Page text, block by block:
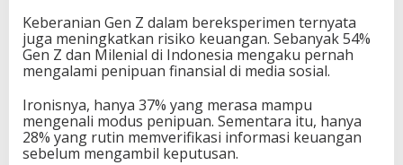
Keberanian Gen Z dalam bereksperimen ternyata
juga meningkatkan risiko keuangan. Sebanyak 54%
Gen Z dan Milenial di Indonesia mengaku pernah
mengalami penipuan finansial di media sosial.
Ironisnya, hanya 37% yang merasa mampu
mengenali modus penipuan. Sementara itu, hanya
28% yang rutin memverifikasi informasi keuangan
sebelum mengambil keputusan.